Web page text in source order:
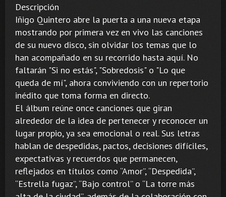
Descripción
Iñigo Quintero abre la puerta a una nueva etapa
mostrando por primera vez en vivo las canciones
de su nuevo disco, sin olvidar los temas que lo
han acompañado en su recorrido hasta aquí. No
faltarán "Si no estás", "Sobredosis" o "Lo que
queda de mí", ahora conviviendo con un repertorio
inédito que toma forma en directo.
El álbum reúne once canciones que giran
alrededor de la idea de pertenecer y reconocer un
lugar propio, ya sea emocional o real. Sus letras
hablan de despedidas, pactos, decisiones difíciles,
expectativas y recuerdos que permanecen,
reflejados en títulos como “Amor”, “Despedida”,
“Estrella fugaz”, “Bajo control” o “La torre más